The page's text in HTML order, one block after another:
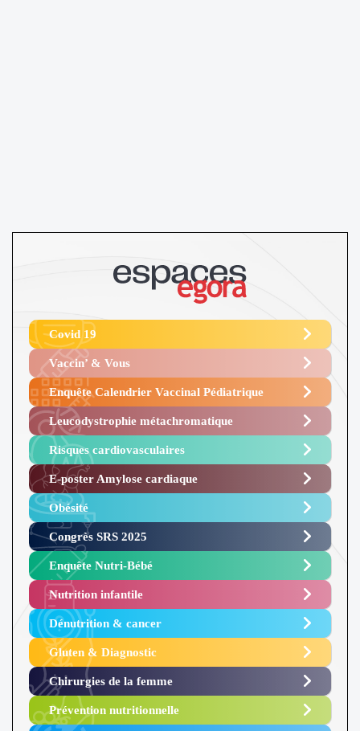
Covid 19
Vaccin’ & Vous
Enquête Calendrier Vaccinal Pédiatrique
Leucodystrophie métachromatique
Risques cardiovasculaires
E-poster Amylose cardiaque ​
Obésité ​
Congrès SRS 2025 ​
Enquête Nutri-Bébé ​
Nutrition infantile
Dénutrition & cancer
Gluten & Diagnostic
Chirurgies de la femme
Prévention nutritionnelle